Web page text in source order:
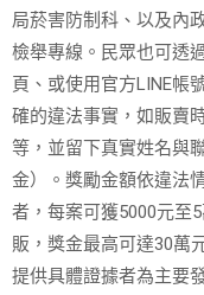
局菸害防制科、以及內
檢舉專線。民眾也可透
頁、或使用官方LINE帳
確的違法事實，如販賣
等，並留下真實姓名與
金）。獎勵金額依違法
者，每案可獲5000元至
販，獎金最高可達30萬
提供具體證據者為主要